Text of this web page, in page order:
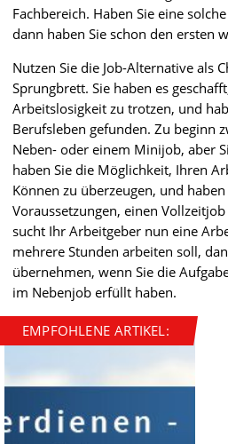
Fachbereich. Haben Sie eine
dann haben Sie schon den ersten
Nutzen Sie die Job-Alternative als
Sprungbrett. Sie haben es
Arbeitslosigkeit zu trotzen, und
Berufsleben gefunden. Zu beginn
Neben- oder einem Minijob, aber
haben Sie die Möglichkeit, Ihren
Können zu überzeugen, und
Voraussetzungen, einen
sucht Ihr Arbeitgeber nun eine
mehrere Stunden arbeiten soll,
übernehmen, wenn Sie die
im Nebenjob erfüllt haben.
EMPFOHLENE ARTIKEL: